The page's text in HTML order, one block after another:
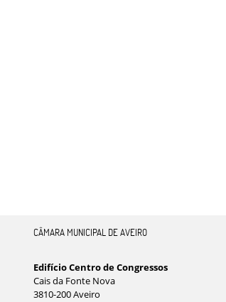
CÂMARA MUNICIPAL DE AVEIRO
Edifício Centro de Congressos
Cais da Fonte Nova
3810-200 Aveiro